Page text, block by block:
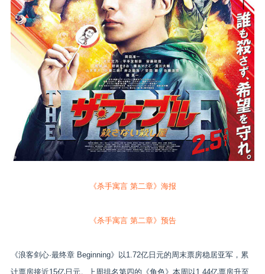
《杀手寓言 第二章》海报
《杀手寓言 第二章》预告
《浪客剑心·最终章 Beginning》以1.72亿日元的周末票房稳居亚军，累
计票房接近15亿日元。上周排名第四的《角色》本周以1.44亿票房升至